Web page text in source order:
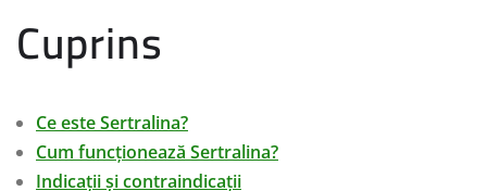
Cuprins
Ce este Sertralina?
Cum funcționează Sertralina?
Indicații și contraindicații